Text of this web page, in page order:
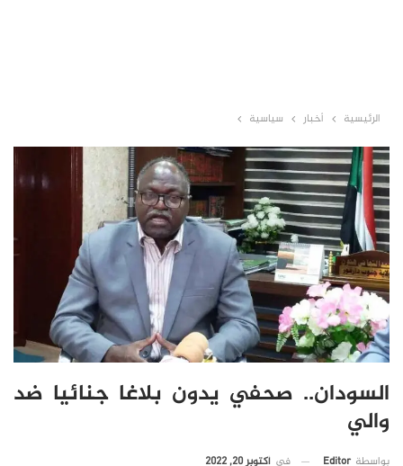
الرئيسية أخبار سياسية
السودان.. صحفي يدون بلاغا جنائيا ضد
والي
بواسطة Editor في أكتوبر 20, 2022